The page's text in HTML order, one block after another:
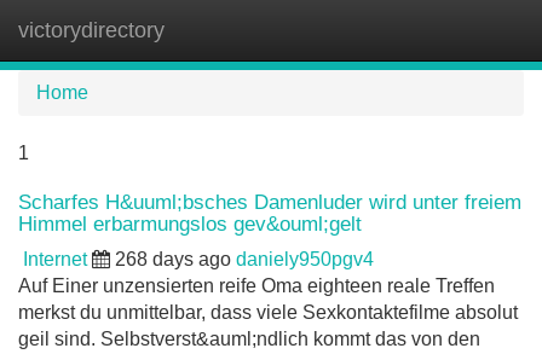
victorydirectory
Home
1
Scharfes H&uuml;bsches Damenluder wird unter freiem
Himmel erbarmungslos gev&ouml;gelt
Internet 268 days ago daniely950pgv4
Auf Einer unzensierten reife Oma eighteen reale Treffen
merkst du unmittelbar, dass viele Sexkontaktefilme absolut
geil sind. Selbstverst&auml;ndlich kommt das von den